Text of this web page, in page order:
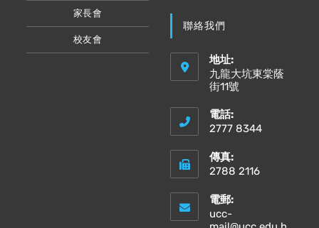
家長會
校友會
聯絡我們
地址:
九龍大坑東棠蔭
街11號
電話:
2777 8344
傳真:
2788 2116
電郵:
ucc-